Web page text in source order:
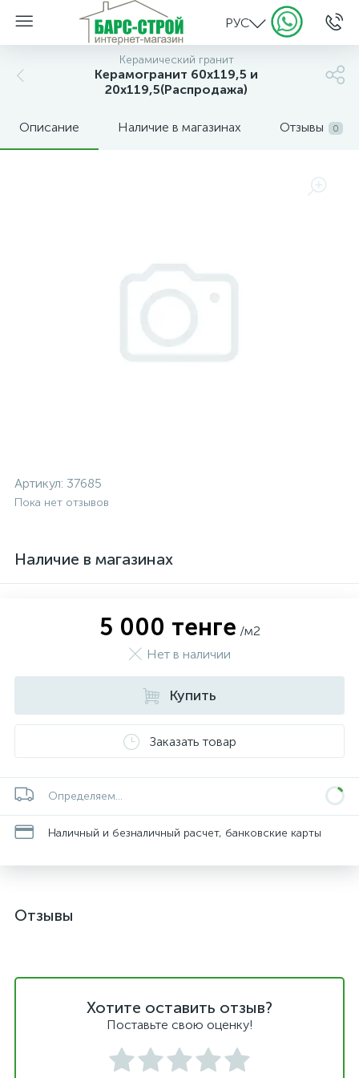
РУС
Керамический гранит
Керамогранит 60х119,5 и
20х119,5(Распродажа)
Описание Наличие в магазинах Отзывы 0
Артикул: 37685
Пока нет отзывов
Наличие в магазинах
5 000 тенге /м2
Нет в наличии
Купить
Заказать товар
Определяем...
Наличный и безналичный расчет, банковские карты
Отзывы
Хотите оставить отзыв?
Поставьте свою оценку!